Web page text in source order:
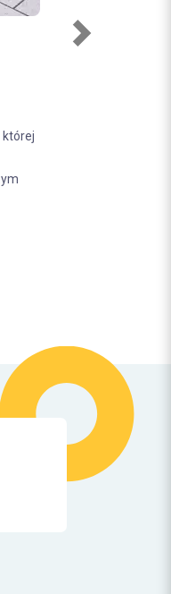
Klaudia Malinowska
- jak robić to
to dużo mniej popularny
do holowania
wie, jakie zasady
jednośladów. Warto...
Next